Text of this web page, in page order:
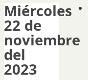
Miércoles
22 de
noviembre
del
2023